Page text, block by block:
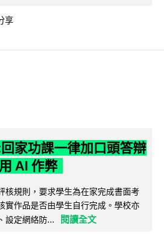
享
家功課一律加口頭答辯
AI 作弊
核規則，要求學生為在家完成書面考
實作品是否由學生自行完成。學校亦
設定網絡防...
閱讀全文